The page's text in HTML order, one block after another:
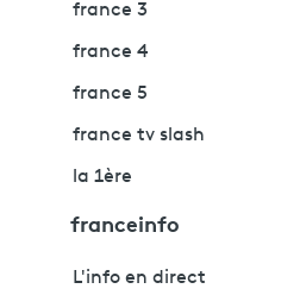
france 3
france 4
france 5
france tv slash
la 1ère
franceinfo
L'info en direct